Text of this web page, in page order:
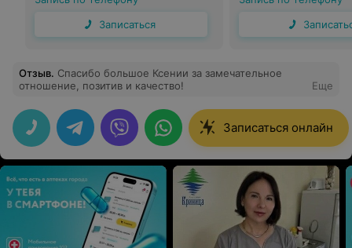
Записаться
Отзыв. Спасибо большое Ксении за замечательное
отношение, позитив и качество!
Еще
Записаться онлайн